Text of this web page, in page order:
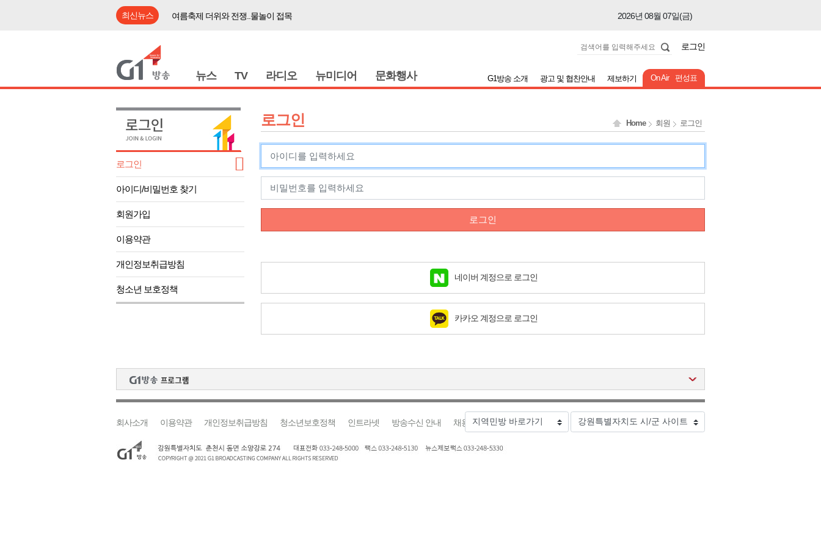
최신뉴스
여름축제 더위와 전쟁..물놀이 접목
2026년 08월 07일(금)
2026년 08월 07일(금)
검찰청 폐지..해결 과제 산적
2026년 08월 07일(금)
영월군, 국·도비 확보 보고회 개최
삼척 공공산후조리원 이전 시급
2026년 08월 07일(금)
강원자치도교육청 교감급 이상 387명 인사
도-시군 첫 간담회..우상호 "하나된 공동체"
2026년 08월 07일(금)
이 대통령, 사북·납북귀환어부 국가폭력 사과
여름축제 더위와 전쟁..물놀이 접목
2026년 08월 07일(금)
강원도, 최휘영 문체부장관과 정책간담회
2026년 08월 07일(금)
이광재 국회 예결위원장, 강릉시 초청 특별 강연
검찰청 폐지..해결 과제 산적
육동한 시장, 국제스케이트장 춘천 유치 건의
로그인
뉴스 TV 라디오 뉴미디어 문화행사 On Air 편성표
G1방송 소개 광고 및 협찬안내 제보하기
로그인
아이디/비밀번호 찾기
회원가입
이용약관
개인정보취급방침
청소년 보호정책
로그인 Home 회원 로그인
로그인
네이버 계정으로 로그인
카카오 계정으로 로그인
회사소개 이용약관 개인정보취급방침 청소년보호정책 인트라넷 방송수신 안내 채용안내